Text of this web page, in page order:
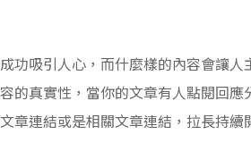
功吸引人心，而什麼樣的內容會讓人
的真實性，當你的文章有人點閱回應
章連結或是相關文章連結，拉長持續